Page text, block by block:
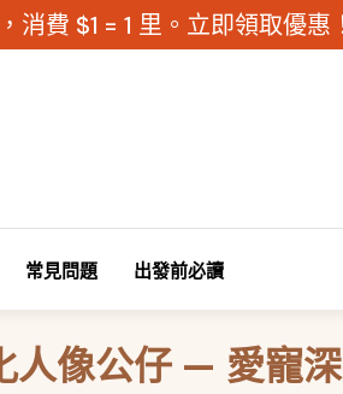
費 $1 = 1 里。立即領取優惠
常見問題 出發前必讀
人像公仔 — 愛寵